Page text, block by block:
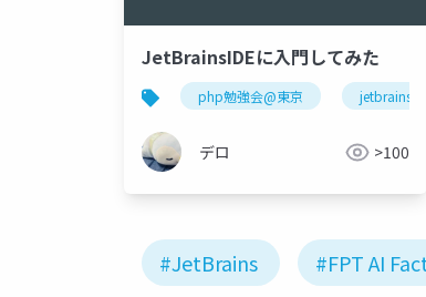
JetBrainsIDEに入門してみた
php勉強会@東京 jetbrains
デロ >100
#JetBrains #FPT AI